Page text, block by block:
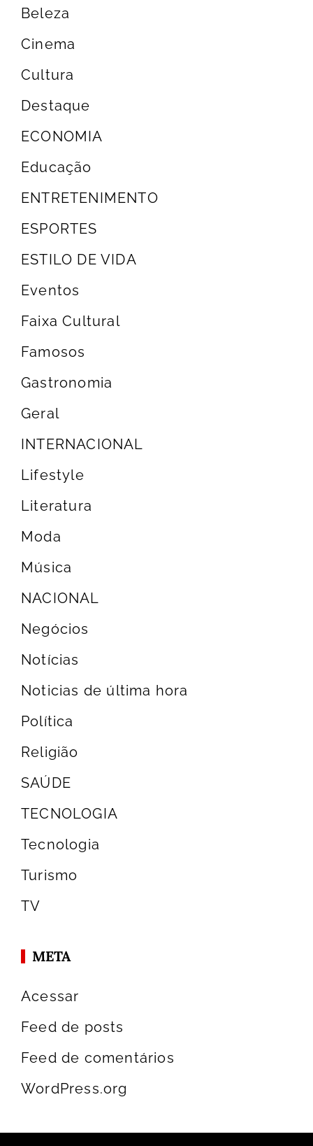
Beleza
Cinema
Cultura
Destaque
ECONOMIA
Educação
ENTRETENIMENTO
ESPORTES
ESTILO DE VIDA
Eventos
Faixa Cultural
Famosos
Gastronomia
Geral
INTERNACIONAL
Lifestyle
Literatura
Moda
Música
NACIONAL
Negócios
Notícias
Noticias de última hora
Política
Religião
SAÚDE
TECNOLOGIA
Tecnologia
Turismo
TV
META
Acessar
Feed de posts
Feed de comentários
WordPress.org